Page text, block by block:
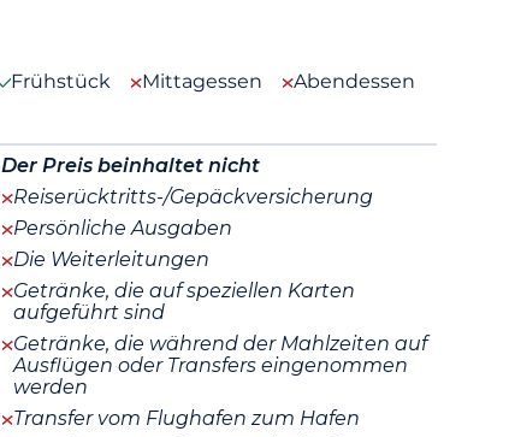
Frühstück Mittagessen Abendessen
Der Preis beinhaltet nicht
Reiserücktritts-/Gepäckversicherung
Persönliche Ausgaben
Die Weiterleitungen
Getränke, die auf speziellen Karten
aufgeführt sind
Getränke, die während der Mahlzeiten auf
Ausflügen oder Transfers eingenommen
werden
Transfer vom Flughafen zum Hafen